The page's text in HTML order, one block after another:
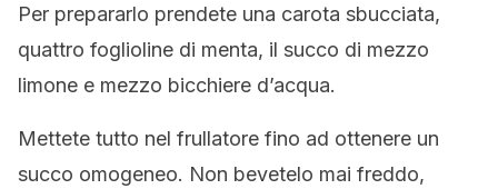
Per prepararlo prendete una carota sbucciata,
quattro foglioline di menta, il succo di mezzo
limone e mezzo bicchiere d’acqua.
Mettete tutto nel frullatore fino ad ottenere un
succo omogeneo. Non bevetelo mai freddo,